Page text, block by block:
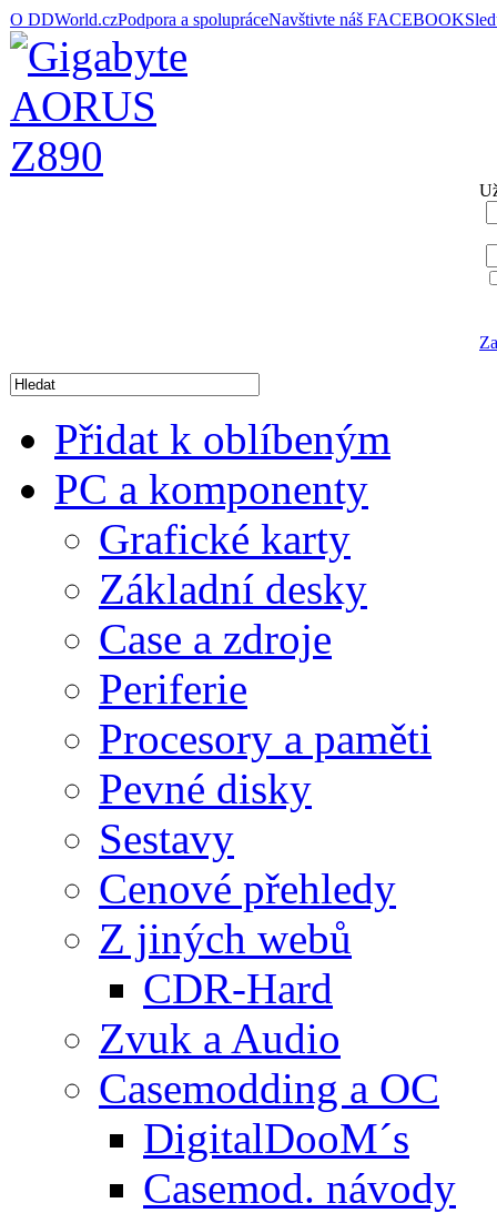
O DDWorld.czPodpora a spolupráceNavštivte náš FACEBOOK
Přidat k oblíbeným
PC a komponenty
Grafické karty
Základní desky
Case a zdroje
Periferie
Procesory a paměti
Pevné disky
Sestavy
Cenové přehledy
Z jiných webů
CDR-Hard
Zvuk a Audio
Casemodding a OC
DigitalDooM´s
Casemod. návody